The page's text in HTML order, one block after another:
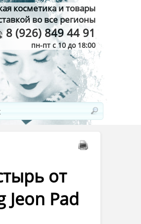
косметика и товары
во все регионы
8 (926) 849 44 91
пн-пт с 10 до 18:00
от
Pad